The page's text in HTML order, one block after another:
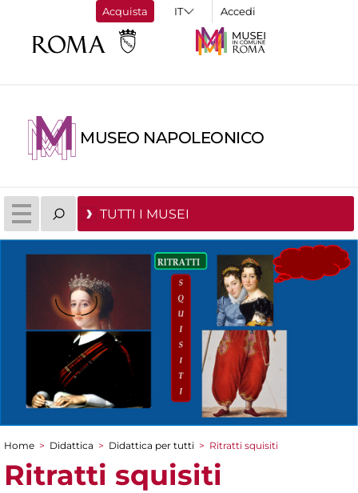
Acquista Accedi
MUSEO NAPOLEONICO
TUTTI I MUSEI
Tu sei qui
Home > Didattica > Didattica per tutti > Ritratti squisiti
Ritratti squisiti